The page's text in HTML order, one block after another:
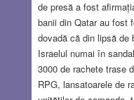
de presă a fost
banii din Qatar au fost
dovadă că din lipsă de
Israelul numai în
3000 de rachete trase
RPG, lansatoarele de